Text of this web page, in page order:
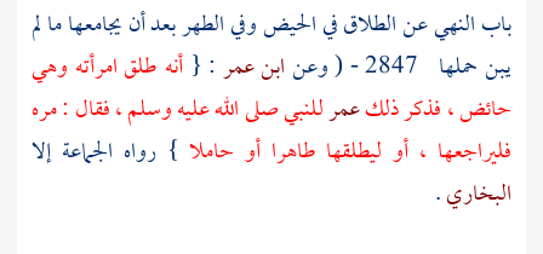
باب النهي عن الطلاق في الحيض وفي الطهر بعد أن يجامعها ما لم
يبن حملها
ابن عمر : {أنه طلق امرأته وهي
حائض ، فذكر ذلكعمرللنبي صلى الله عليه وسلم ، فقال : مره
فليراجعها ، أو ليطلقها طاهرا أو حاملا } رواه الجماعة إلا
البخاري.